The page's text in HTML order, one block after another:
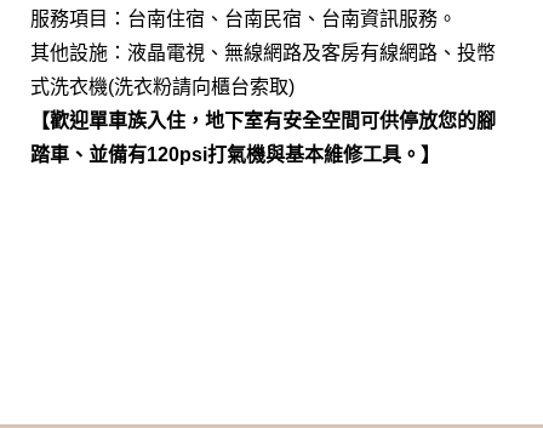
服務項目：台南住宿、台南民宿、台南資訊服務。
其他設施：液晶電視、無線網路及客房有線網路、投幣
式洗衣機(洗衣粉請向櫃台索取)
【歡迎單車族入住，地下室有安全空間可供停放您的腳
踏車、並備有120psi打氣機與基本維修工具。】